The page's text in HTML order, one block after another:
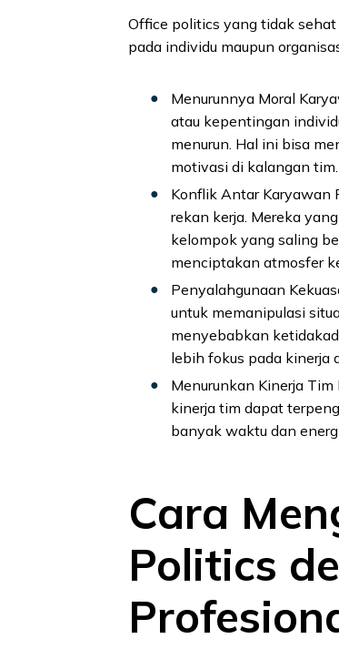
Office politics yang tidak
pada individu maupun
Menurunnya Moral
atau kepentingan
menurun. Hal ini bisa
motivasi di kalangan tim.
Konflik Antar Karyawan
rekan kerja. Mereka
kelompok yang saling
menciptakan atmosfer
Penyalahgunaan
untuk memanipulasi
menyebabkan
lebih fokus pada kinerja
Menurunkan Kinerja
kinerja tim dapat
banyak waktu dan
Cara
Politics